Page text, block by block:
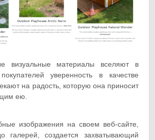
визуальные материалы вселяют в
уверенность в качестве
на радость, которую она приносит
ею.
изображения на своем веб-сайте,
галерей, создается захватывающий